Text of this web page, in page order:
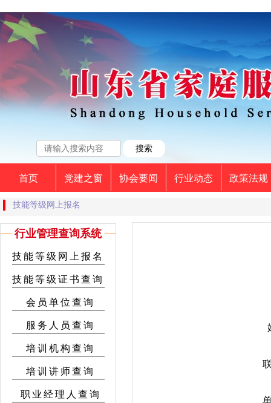
首页 党建之窗 协会要闻 行业动态 政策法规
技能等级网上报名
行业管理查询系统
技能等级网上报名
技能等级证书查询
会员单位查询
服务人员查询
培训机构查询
培训讲师查询
职业经理人查询